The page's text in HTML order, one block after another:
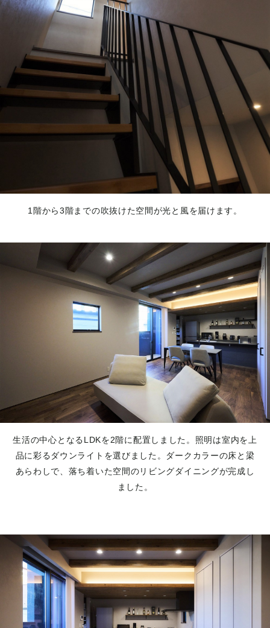
1階から3階までの吹抜けた空間が光と風を届けます。
生活の中心となるLDKを2階に配置しました。照明は室内を上
品に彩るダウンライトを選びました。ダークカラーの床と梁
あらわしで、落ち着いた空間のリビングダイニングが完成し
ました。